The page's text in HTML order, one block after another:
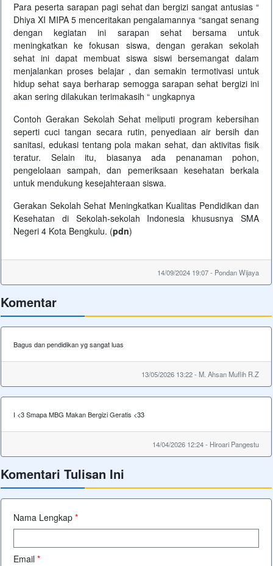
Para peserta sarapan pagi sehat dan bergizi sangat antusias “
Dhiya XI MIPA 5 menceritakan pengalamannya “sangat senang
dengan kegiatan ini sarapan sehat bersama untuk
meningkatkan ke fokusan siswa, dengan gerakan sekolah
sehat ini dapat membuat siswa siswi bersemangat dalam
menjalankan proses belajar , dan semakin termotivasi untuk
hidup sehat saya berharap semogga sarapan sehat bergizi ini
akan sering dilakukan terimakasih “ ungkapnya
Contoh Gerakan Sekolah Sehat meliputi program kebersihan
seperti cuci tangan secara rutin, penyediaan air bersih dan
sanitasi, edukasi tentang pola makan sehat, dan aktivitas fisik
teratur. Selain itu, biasanya ada penanaman pohon,
pengelolaan sampah, dan pemeriksaan kesehatan berkala
untuk mendukung kesejahteraan siswa.
Gerakan Sekolah Sehat Meningkatkan Kualitas Pendidikan dan
Kesehatan di Sekolah-sekolah Indonesia khususnya SMA
Negeri 4 Kota Bengkulu. (pdn)
14/09/2024 19:07 - Pondan Wijaya
Komentar
Bagus dan pendidikan yg sangat luas
13/05/2026 13:22 - M. Ahsan Muflih R.Z
I <3 Smapa MBG Makan Bergizi Geratis <33
14/04/2026 12:24 - Hiroari Pangestu
Komentari Tulisan Ini
Nama Lengkap *
Email *